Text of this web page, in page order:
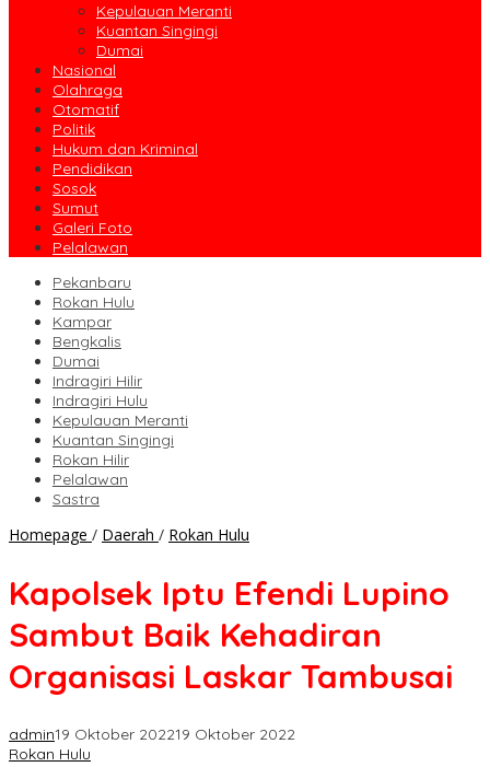
Kepulauan Meranti
Kuantan Singingi
Dumai
Nasional
Olahraga
Otomatif
Politik
Hukum dan Kriminal
Pendidikan
Sosok
Sumut
Galeri Foto
Pelalawan
Pekanbaru
Rokan Hulu
Kampar
Bengkalis
Dumai
Indragiri Hilir
Indragiri Hulu
Kepulauan Meranti
Kuantan Singingi
Rokan Hilir
Pelalawan
Sastra
Homepage / Daerah / Rokan Hulu
Lupino
Baik
Organisasi
Kapolsek Iptu Efendi Lupino
Sambut Baik Kehadiran
Organisasi Laskar Tambusai
admin19 Oktober 202219 Oktober 2022
Rokan Hulu